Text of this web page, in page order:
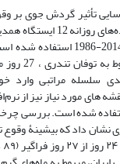
تأثیر گردش جوی بر
غرب ایران از داده‌های
طی دوره آماری 2014-1986
هوای حاضر
سلسله مراتبی وارد
های مورد نیاز نیز از
شده است. بررسی چرخۀ
نشان داد که بیشینۀ وقوع